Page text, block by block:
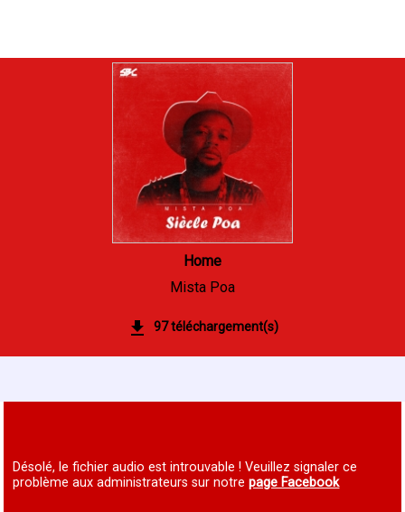
Home
Mista Poa
97 téléchargement(s)
Désolé, le fichier audio est introuvable ! Veuillez signaler ce
problème aux administrateurs sur notrepage Facebook